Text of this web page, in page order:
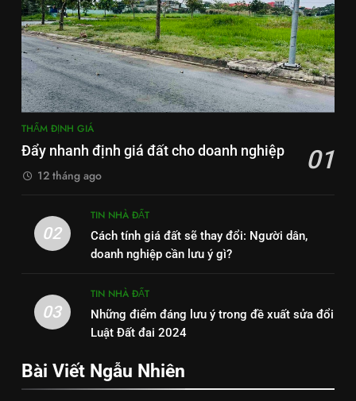
THẨM ĐỊNH GIÁ
Đẩy nhanh định giá đất cho doanh nghiệp 01
12 tháng ago
02
TIN NHÀ ĐẤT
Cách tính giá đất sẽ thay đổi: Người dân,
doanh nghiệp cần lưu ý gì?
03
TIN NHÀ ĐẤT
Những điểm đáng lưu ý trong đề xuất sửa đổi
Luật Đất đai 2024
Bài Viết Ngẫu Nhiên